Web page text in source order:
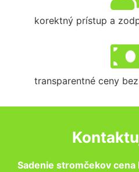
korektný prístup a
transparentné ceny
Sadenie stromčekov cena